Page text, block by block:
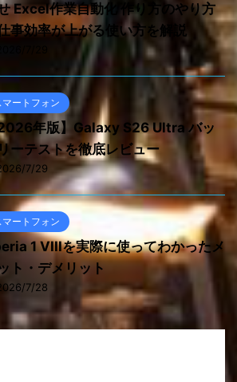
Excel作業自動化 作り方のやり方
事効率が上がる使い方を解説
マートフォン
年版】Galaxy S26 Ultra バッ
ーテストを徹底レビュー
7/29
マートフォン
1 VIIIを実際に使ってわかったメ
ト・デメリット
7/28